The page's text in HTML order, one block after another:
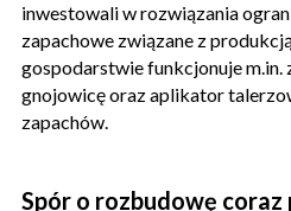
inwestowali w rozwiązania
zapachowe związane z
gospodarstwie funkcjonuje
gnojowicę oraz aplikator
zapachów.
Spór o rozbudowę coraz